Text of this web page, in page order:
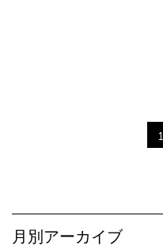
1
月別アーカイブ